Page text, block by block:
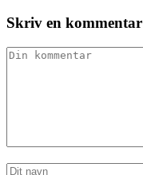
Skriv en kommentar